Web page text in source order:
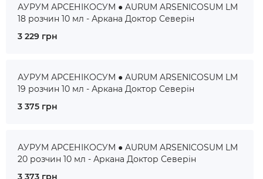
АУРУМ АРСЕНІКОСУМ ● AURUM ARSENICOSUM LM
18 розчин 10 мл - Аркана Доктор Северін
3 229 грн
АУРУМ АРСЕНІКОСУМ ● AURUM ARSENICOSUM LM
19 розчин 10 мл - Аркана Доктор Северін
3 375 грн
АУРУМ АРСЕНІКОСУМ ● AURUM ARSENICOSUM LM
20 розчин 10 мл - Аркана Доктор Северін
3 373 грн